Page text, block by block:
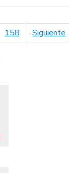
158 Siguiente